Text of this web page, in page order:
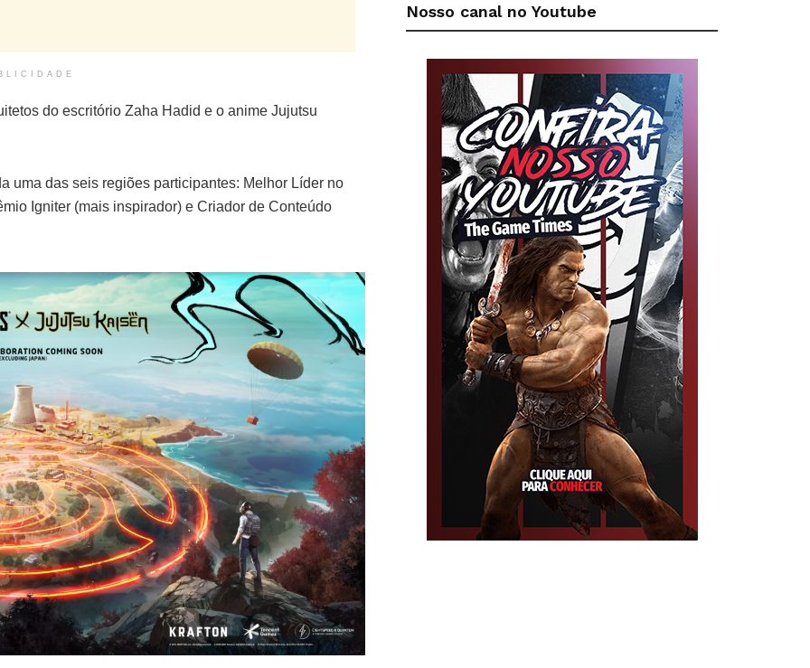
do escritório Zaha Hadid e o anime Jujutsu
uma das seis regiões participantes: Melhor Líder no
Igniter (mais inspirador) e Criador de Conteúdo
Nosso canal no Youtube